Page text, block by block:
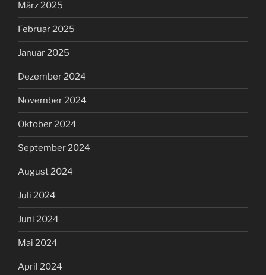
März 2025
Februar 2025
Januar 2025
Dezember 2024
November 2024
Oktober 2024
September 2024
August 2024
Juli 2024
Juni 2024
Mai 2024
April 2024